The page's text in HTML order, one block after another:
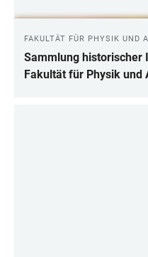
FAKULTÄT FÜR PHYSIK UND
Sammlung historischer
Fakultät für Physik und